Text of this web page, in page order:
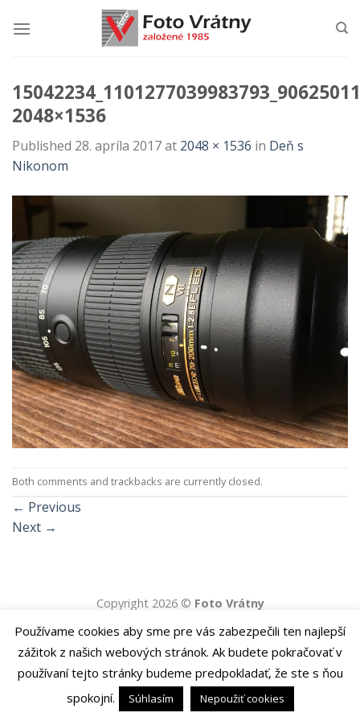
2048×1536
Published 28. apríla 2017at 2048 × 1536 in Deň s
Nikonom
Both comments and trackbacks are currently closed.
← Previous
Next →
Copyright 2026 © Foto Vrátny
Používame cookies aby sme pre vás zabezpečili ten najlepší
zážitok z našich webových stránok. Ak budete pokračovať v
používaní tejto stránky budeme predpokladať, že ste s ňou
spokojní.
Súhlasím Nepoužiť cookies